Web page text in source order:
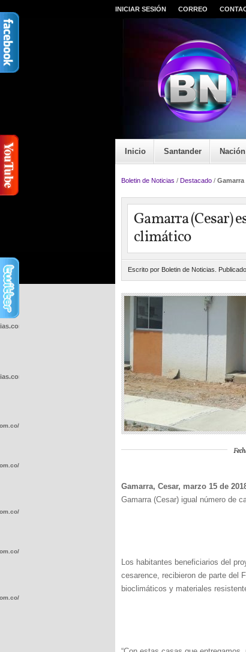
INICIAR SESIÓN CORREO
Inicio Santander Nación
Boletin de Noticias / Destacado /
Gamarra (Cesar)
climático
Escrito por Boletin de Noticias.
Gamarra, Cesar, marzo 15 de
Gamarra (Cesar) igual número de
Los habitantes beneficiarios del
cesarence, recibieron de parte del
bioclimáticos y materiales
wp-
wp-
wp-
wp-
wp-
wp-
wp-